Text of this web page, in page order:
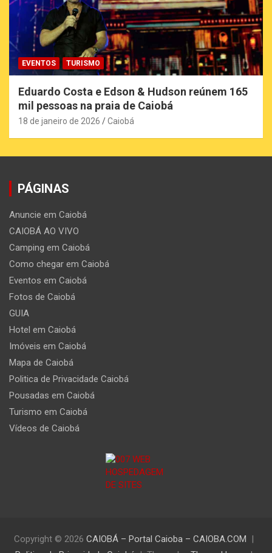
EVENTOS TURISMO
Eduardo Costa e Edson & Hudson reúnem 165
mil pessoas na praia de Caiobá
18 de janeiro de 2026 Caiobá
PÁGINAS
Anuncie em Caiobá
CAIOBÁ AO VIVO
Camping em Caiobá
Como chegar em Caiobá
Eventos em Caiobá
Fotos de Caiobá
GUIA
Hotel em Caiobá
Imóveis em Caiobá
Mapa de Caiobá
Politica de Privacidade Caiobá
Pousadas em Caiobá
Turismo em Caiobá
Vídeos de Caiobá
Copyright © 2026 CAIOBÁ – Portal Caioba – CAIOBA.COM